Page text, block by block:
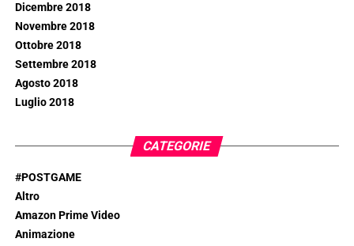
Dicembre 2018
Novembre 2018
Ottobre 2018
Settembre 2018
Agosto 2018
Luglio 2018
CATEGORIE
#POSTGAME
Altro
Amazon Prime Video
Animazione